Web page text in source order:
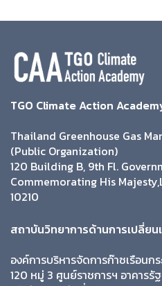
TGO Climate Action
Thailand Greenhouse Gas
(Public Organization)
120 Building B, 9th Fl.
Commemorating His
10210
สถาบันวิทยาการด้านการเปลี่ย
องค์การบริหารจัดการก๊าซเรือนก
120 หมู่ 3 ศูนย์ราชการฯ อาคาร